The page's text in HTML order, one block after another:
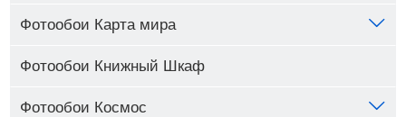
Фотообои Карта мира
Фотообои Книжный Шкаф
Фотообои Космос